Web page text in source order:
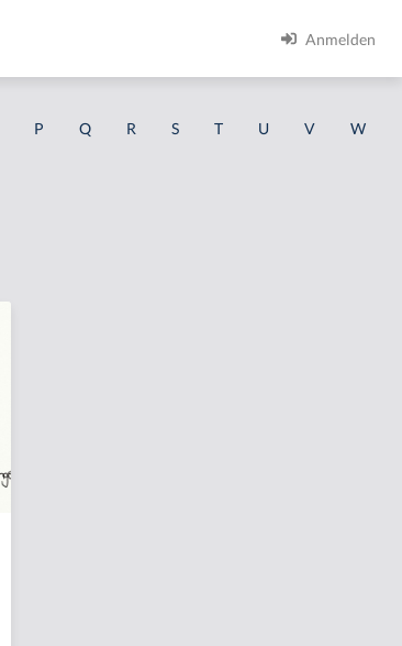
Anmelden
P Q R S T U V W